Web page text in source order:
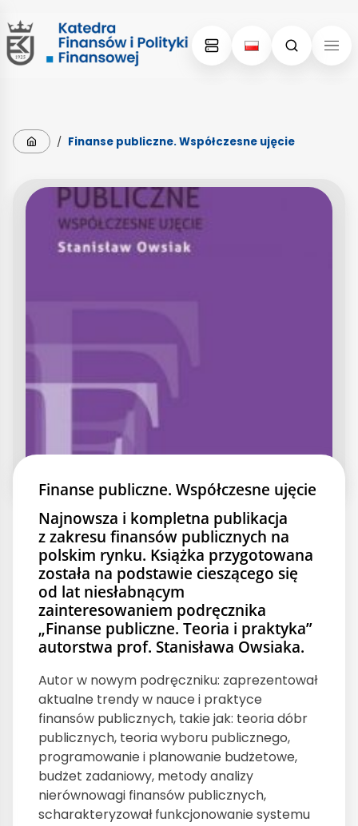
Skip
to
content
Skip
to
menu
Strona główna
/ Finanse publiczne. Współczesne ujęcie
Finanse publiczne. Współczesne ujęcie
Najnowsza i kompletna publikacja
z zakresu finansów publicznych na
polskim rynku. Książka przygotowana
została na podstawie cieszącego się
od lat niesłabnącym
zainteresowaniem podręcznika
„Finanse publiczne. Teoria i praktyka”
autorstwa prof. Stanisława Owsiaka.
Autor w nowym podręczniku: zaprezentował
aktualne trendy w nauce i praktyce
finansów publicznych, takie jak: teoria dóbr
publicznych, teoria wyboru publicznego,
programowanie i planowanie budżetowe,
budżet zadaniowy, metody analizy
nierównowagi finansów publicznych,
scharakteryzował funkcjonowanie systemu